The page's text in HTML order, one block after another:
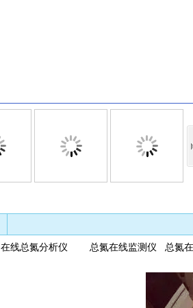
在线总氮分析仪 总氮在线监测仪 总氮